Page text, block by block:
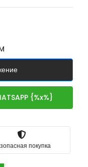
{%x%}
покупка